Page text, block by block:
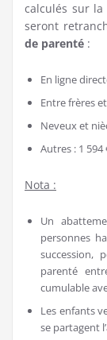
calculés sur
seront
de parenté :
En ligne
Entre frères
Neveux et
Autres : 1 594
Nota :
Un
personnes
succession,
parenté
cumulable
Les enfants
se partagent